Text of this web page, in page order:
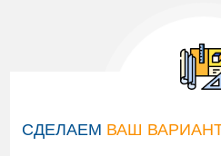
СДЕЛАЕМ ВАШ